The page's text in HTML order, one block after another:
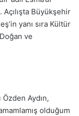
Büyükşehir
yanı sıra Kültür
ve
Özden Aydın,
olduğum